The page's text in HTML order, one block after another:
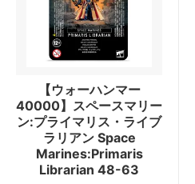
【ウォーハンマー
40000】スペースマリー
ン:プライマリス・ライブ
ラリアン Space
Marines:Primaris
Librarian 48-63